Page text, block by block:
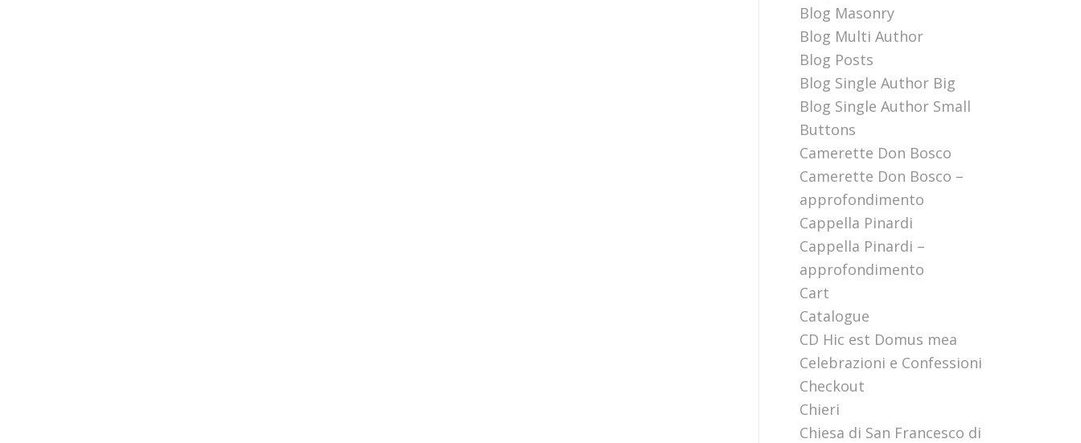
Blog Masonry
Blog Multi Author
Blog Posts
Blog Single Author Big
Blog Single Author Small
Buttons
Camerette Don Bosco
Camerette Don Bosco –
approfondimento
Cappella Pinardi
Cappella Pinardi –
approfondimento
Cart
Catalogue
CD Hic est Domus mea
Celebrazioni e Confessioni
Checkout
Chieri
Chiesa di San Francesco di